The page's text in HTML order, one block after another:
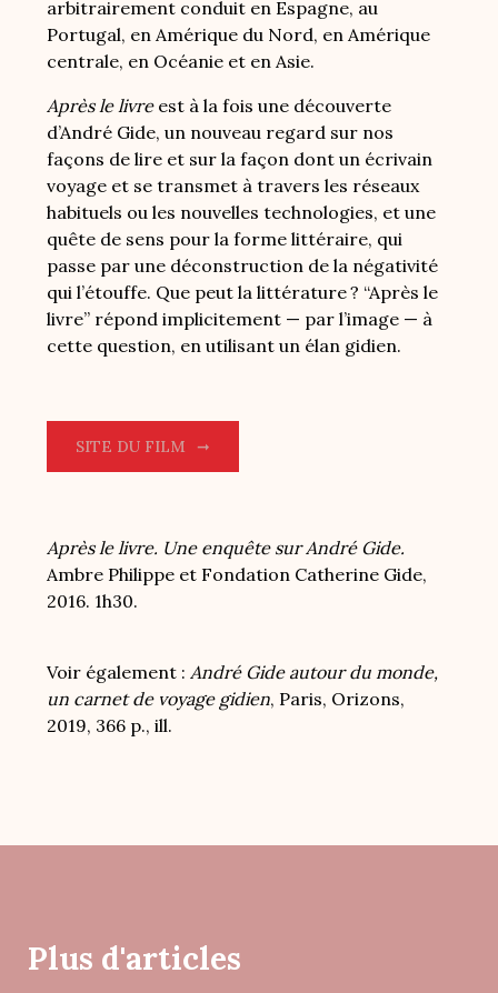
arbitrairement conduit en Espagne, au
Portugal, en Amérique du Nord, en Amérique
centrale, en Océanie et en Asie.
Après le livreest à la fois une découverte
d’André Gide, un nouveau regard sur nos
façons de lire et sur la façon dont un écrivain
voyage et se transmet à travers les réseaux
habituels ou les nouvelles technologies, et une
quête de sens pour la forme littéraire, qui
passe par une déconstruction de la négativité
qui l’étouffe. Que peut la littérature ? “Après le
livre” répond implicitement — par l’image — à
cette question, en utilisant un élan gidien.
SITE DU FILM
Après le livre. Une enquête sur André Gide.
Ambre Philippe et Fondation Catherine Gide,
2016. 1h30.
Voir également : André Gide autour du monde,
un carnet de voyage gidien, Paris, Orizons,
2019, 366 p., ill.
Plus d'articles